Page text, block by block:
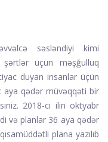
səsləndiyi kimi
şərtlər üçün məşğulluq
duyan insanlar üçün
aya qədər müvəqqəti bir
2018-ci ilin oktyabr
və planlar 36 aya qədər
plana yazılıb